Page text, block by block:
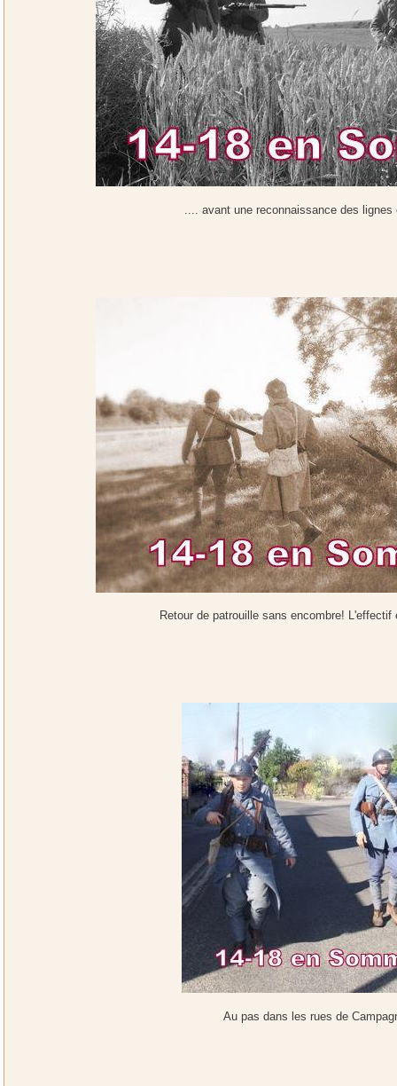
.... avant une reconnaissance des lignes
Retour de patrouille sans encombre! L'effectif
Au pas dans les rues de